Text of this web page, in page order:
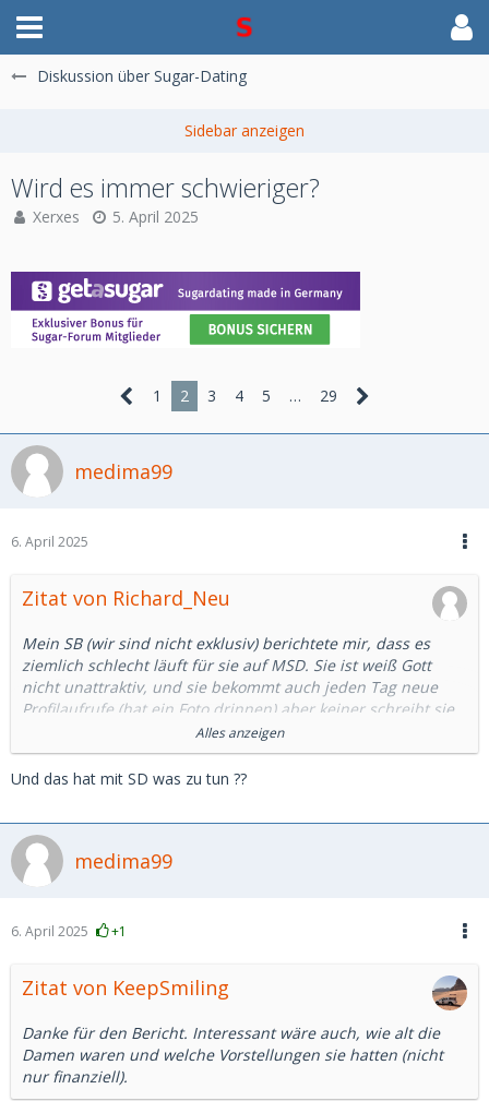
Diskussion über Sugar-Dating
Wird es immer schwieriger?
Xerxes 5. April 2025
1 2 3 4 5 … 29
medima99
6. April 2025
Zitat von Richard_Neu
Mein SB (wir sind nicht exklusiv) berichtete mir, dass es
ziemlich schlecht läuft für sie auf MSD. Sie ist weiß Gott
nicht unattraktiv, und sie bekommt auch jeden Tag neue
Profilaufrufe (hat ein Foto drinnen) aber keiner schreibt sie
an. Manche stellen ihr Fragen und senden Küsse oder
schreiben eine Nachricht, aber antworten nie mehr.
beziehen. Online Dating wird zunehmend unverbindlicher.
Ich finde es anstrengend und zeitraubend und steige
wieder auf analoge Wege um.
Da hat man die Person gleich vor sich - kein Filter, kein Fake,
Man merkt direkt, ob man sich riechen kann und wie die
Wenn ich mich jeden Abend in eine Berliner Aufreißer Bar
setze habe ich 1-2 Handynummern für den Abend klar, das
bei guter Musik und Cocktails. Oder gleich aufs Zimmer.
Alles anzeigen
Und das hat mit SD was zu tun ??
medima99
6. April 2025 +1
Zitat von KeepSmiling
Danke für den Bericht. Interessant wäre auch, wie alt die
Damen waren und welche Vorstellungen sie hatten (nicht
nur finanziell).